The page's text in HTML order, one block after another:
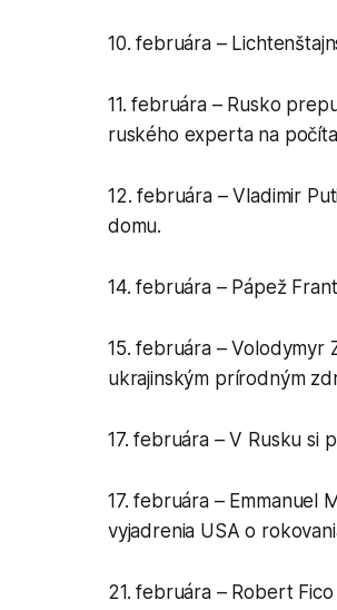
10. februára –
11. februára – Rusko
ruského experta na
12. februára – Vladimir
domu.
14. februára – Pápež
15. februára – Volodymyr
ukrajinským prírodným
17. februára – V Rusku si
17. februára – Emmanuel
vyjadrenia USA o
21. februára – Robert